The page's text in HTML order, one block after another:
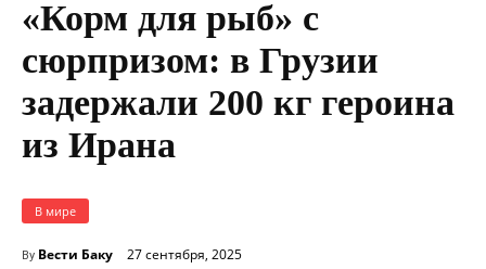
«Корм для рыб» с
сюрпризом: в Грузии
задержали 200 кг героина
из Ирана
В мире
By Вести Баку 27 сентября, 2025